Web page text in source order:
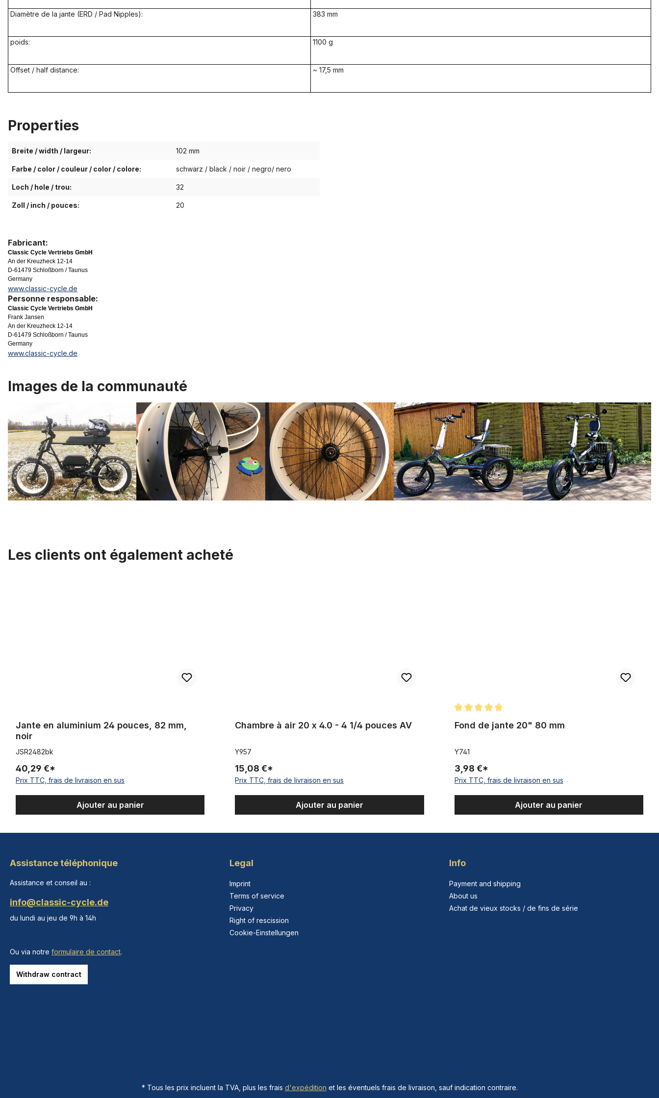
Diamètre de la jante (ERD / Pad Nipples): 383 mm
poids: 1100 g
Offset / half distance: ~ 17,5 mm
Properties
Breite / width / largeur: 102 mm
Farbe / color / couleur / color / colore: schwarz / black / noir / negro/ nero
Loch / hole / trou: 32
Zoll / inch / pouces: 20
Fabricant:
Classic Cycle Vertriebs GmbH
An der Kreuzheck 12-14
D-61479 Schloßborn / Taunus
Germany
www.classic-cycle.de
Personne responsable:
Classic Cycle Vertriebs GmbH
Frank Jansen
An der Kreuzheck 12-14
D-61479 Schloßborn / Taunus
Germany
www.classic-cycle.de
Images de la communauté
Les clients ont également acheté
Jante en aluminium 24 pouces, 82 mm,
noir
JSR2482bk
40,29 €*
Prix TTC, frais de livraison en sus
Ajouter au panier
Chambre à air 20 x 4.0 - 4 1/4 pouces AV
Y957
15,08 €*
Prix TTC, frais de livraison en sus
Ajouter au panier
Fond de jante 20" 80 mm
Y741
3,98 €*
Prix TTC, frais de livraison en sus
Ajouter au panier
Assistance téléphonique
Assistance et conseil au :
info@classic-cycle.de
du lundi au jeu de 9h à 14h
Ou via notre formulaire de contact.
Withdraw contract
Legal
Imprint
Terms of service
Privacy
Right of rescission
Cookie-Einstellungen
Info
Payment and shipping
About us
Achat de vieux stocks / de fins de série
* Tous les prix incluent la TVA, plus les frais d'expédition et les éventuels frais de livraison, sauf indication contraire.